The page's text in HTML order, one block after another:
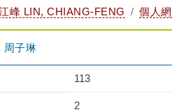
峰 LIN, CHIANG-FENG 個人
周子琳
113
2